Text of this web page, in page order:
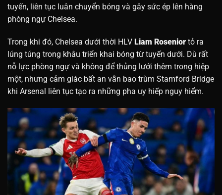
tuyến, liên tục luân chuyển bóng và gây sức ép lên hàng
phòng ngự Chelsea.
Trong khi đó, Chelsea dưới thời HLV Liam Rosenior tỏ ra
lúng túng trong khâu triển khai bóng từ tuyến dưới. Dù rất
nỗ lực phòng ngự và không để thủng lưới thêm trong hiệp
một, nhưng cảm giác bất an vẫn bao trùm Stamford Bridge
khi Arsenal liên tục tạo ra những pha uy hiếp nguy hiểm.